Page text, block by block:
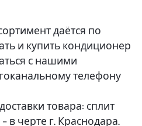
даётся по
и купить кондиционер
с нашими
телефону
доставки товара: сплит
в черте г. Краснодара.